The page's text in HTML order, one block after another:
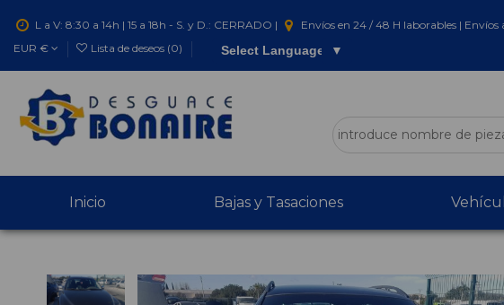
L a V: 8:30 a 14h | 15 a 18h - S. y D.: CERRADO | Envíos en 24 / 48 H laborables |
EUR €
Lista de deseos (0) Select Language ▼
Inicio Bajas y Tasaciones